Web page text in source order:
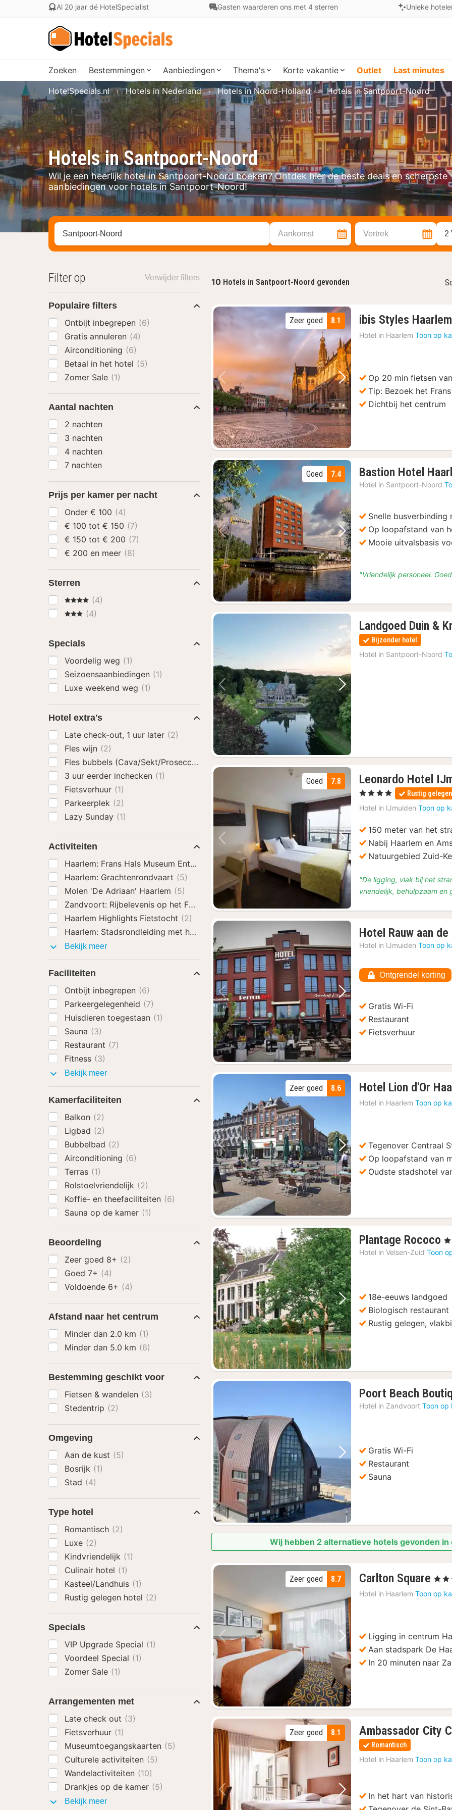
Al 20 jaar dé HotelSpecialist Gasten waarderen ons met 4 sterren Unieke
Zoeken Bestemmingen Aanbiedingen Thema's Korte vakantie Outlet Last minutes
Hotels in Santpoort-Noord
Wil je een heerlijk hotel in Santpoort-Noord boeken? Ontdek hier de beste deals en scherpste
aanbiedingen voor hotels in Santpoort-Noord!
HotelSpecials.nl Hotels in Nederland Hotels in Noord-Holland Hotels in Santpoort-Noord
Zoek op hotel, regio of stad Aankomst Vertrek 2
10 Hotels in Santpoort-Noord gevonden
Vorige foto Volgende foto
8.1
Zeer goed ibis Styles
Hotel in Haarlem Toon op
Op 20 min fietsen
Tip: Bezoek het
Dichtbij het centrum
Vorige foto Volgende foto
7.4
Goed Bastion Hotel
Hotel in Santpoort-Noord
Snelle busverbinding
Op loopafstand van
Mooie uitvalsbasis
"Vriendelijk personeel.
Vorige foto Volgende foto
Landgoed Duin &
Bijzonder hotel
Hotel in Santpoort-Noord
Vorige foto Volgende foto
7.8
Goed Leonardo Hotel
, 4 Sterren Rustig gelegen
Hotel in IJmuiden Toon op
150 meter van het
Nabij Haarlem en
Natuurgebied Zuid-
"De ligging, vlak bij het
vriendelijk, behulpzaam en
Vorige foto Volgende foto
Hotel Rauw aan de
Hotel in IJmuiden Toon op
Ontgrendel korting
Gratis Wi-Fi
Restaurant
Fietsverhuur
Vorige foto Volgende foto
8.6
Zeer goed Hotel Lion d'Or
Hotel in Haarlem Toon op
Tegenover Centraal
Op loopafstand van
Oudste stadshotel
Vorige foto Volgende foto
Plantage Rococo 1
, 4
Hotel in Velsen-Zuid Toon
18e-eeuws landgoed
Biologisch restaurant
Rustig gelegen,
Vorige foto Volgende foto
Poort Beach
Hotel in Zandvoort Toon op
Gratis Wi-Fi
Restaurant
Sauna
Wij hebben 2 alternatieve hotels gevonden
Vorige foto Volgende foto
8.7
Zeer goed Carlton Square 1
, 4
Hotel in Haarlem Toon op
Ligging in centrum
Aan stadspark De
In 20 minuten naar
Vorige foto Volgende foto
8.1
Zeer goed Ambassador City
Romantisch
Hotel in Haarlem Toon op
In het hart van
Filter op Verwijder filters
Populaire filters
Ontbijt inbegrepen (6)
Gratis annuleren (4)
Airconditioning (6)
Betaal in het hotel (5)
Zomer Sale (1)
Aantal nachten
2 nachten
3 nachten
4 nachten
7 nachten
Prijs per kamer per nacht
Onder € 100 (4)
€ 100 tot € 150 (7)
€ 150 tot € 200 (7)
€ 200 en meer (8)
Sterren
4 Sterren
(4)
3 Sterren
(4)
Specials
Voordelig weg (1)
Seizoensaanbiedingen (1)
Luxe weekend weg (1)
Hotel extra's
Late check-out, 1 uur later (2)
Fles wijn (2)
Fles bubbels (Cava/Sekt/Prosecco)
3 uur eerder inchecken (1)
Fietsverhuur (1)
Parkeerplek (2)
Lazy Sunday (1)
Activiteiten
Haarlem: Frans Hals Museum Entree Ticket met audiogids
(5)
Haarlem: Grachtenrondvaart (5)
Molen 'De Adriaan' Haarlem (5)
Zandvoort: Rijbelevenis op het Formule 1-racecircuit
Haarlem Highlights Fietstocht (2)
Haarlem: Stadsrondleiding met hoogtepunten
Bekijk meerActiviteiten
Faciliteiten
Ontbijt inbegrepen (6)
Parkeergelegenheid (7)
Huisdieren toegestaan (1)
Sauna (3)
Restaurant (7)
Fitness (3)
Bekijk meerFaciliteiten
Kamerfaciliteiten
Balkon (2)
Ligbad (2)
Bubbelbad (2)
Airconditioning (6)
Terras (1)
Rolstoelvriendelijk (2)
Koffie- en theefaciliteiten (6)
Sauna op de kamer (1)
Beoordeling
Zeer goed 8+ (2)
Goed 7+ (4)
Voldoende 6+ (4)
Afstand naar het centrum
Minder dan 2.0 km (1)
Minder dan 5.0 km (6)
Bestemming geschikt voor
Fietsen & wandelen (3)
Stedentrip (2)
Omgeving
Aan de kust (5)
Bosrijk (1)
Stad (4)
Type hotel
Romantisch (2)
Luxe (2)
Kindvriendelijk (1)
Culinair hotel (1)
Kasteel/Landhuis (1)
Rustig gelegen hotel (2)
Specials
VIP Upgrade Special (1)
Voordeel Special (1)
Zomer Sale (1)
Arrangementen met
Late check out (3)
Fietsverhuur (1)
Museumtoegangskaarten (5)
Culturele activiteiten (5)
Wandelactiviteiten (10)
Drankjes op de kamer (5)
Bekijk meerArrangementen